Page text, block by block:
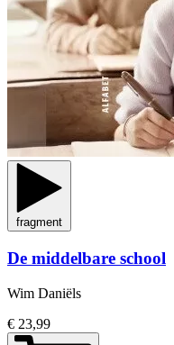
fragment
De middelbare school
Wim Daniëls
€ 23,99